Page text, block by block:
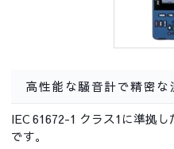
高性能な騒音計で精密な
IEC 61672-1 クラス1に準拠
です。